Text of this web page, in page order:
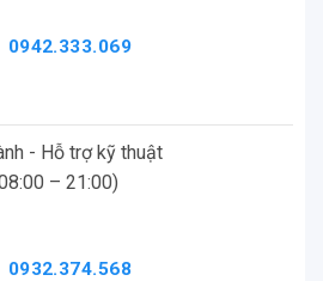
0942.333.069
- Hỗ trợ kỹ thuật
– 21:00)
0932.374.568